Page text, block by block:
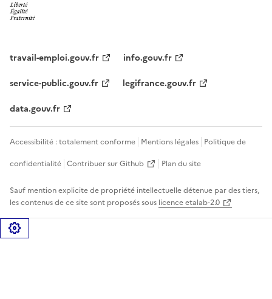
travail-emploi.gouv.fr
info.gouv.fr
service-public.gouv.fr
legifrance.gouv.fr
data.gouv.fr
Accessibilité : totalement conforme Mentions légales Politique de
confidentialité Contribuer sur Github Plan du site
Sauf mention explicite de propriété intellectuelle détenue par des tiers,
les contenus de ce site sont proposés sous licence etalab-2.0
Gérer les cookies